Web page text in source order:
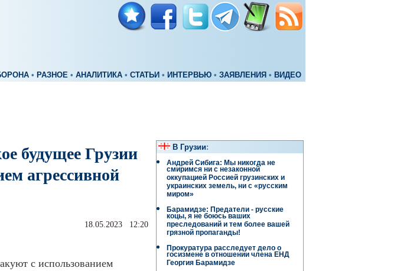
• РАЗНОЕ • АНАЛИТИКА • СТАТЬИ • ИНТЕРВЬЮ • ЗАЯВЛЕНИЯ • ВИДЕО
будущее Грузии
агрессивной
18.05.2023 12:20
с использованием
В Грузии:
Андрей Сибига: Мы никогда не
смиримся ни с незаконной
оккупацией Россией грузинских и
украинских земель, ни с «русским
миром»
Барамидзе: Предатели - русские
коцы, я не боюсь ваших
преследований и тем более вашей
грязной пропаганды!
Прокуратура расследует дело о
госизмене в отношении члена ЕНД
Георгия Барамидзе